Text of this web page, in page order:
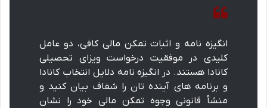
انگیزه نامه و اثبات تمکن مالی کافی، دو عامل
کلیدی در موفقیت درخواست ویزای تحصیلی
کانادا هستند. در انگیزه نامه دلایل انتخاب کانادا
و برنامه های آینده تان را شفاف بیان کنید و
منشأ قانونی وجوه تمکن مالی خود را نشان